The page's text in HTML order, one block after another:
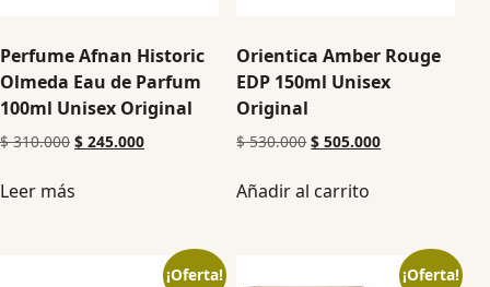
Perfume Afnan Historic
Olmeda Eau de Parfum
100ml Unisex Original
$310.000 $ 245.000
Leer más
Orientica Amber Rouge
EDP 150ml Unisex
Original
$530.000 $ 505.000
Añadir al carrito
¡Oferta! ¡Oferta!